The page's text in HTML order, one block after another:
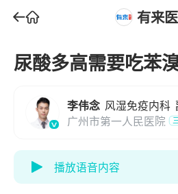
有来
尿酸多高需要吃苯
李伟念 风湿免疫内科
广州市第一人民医院
播放语音内容